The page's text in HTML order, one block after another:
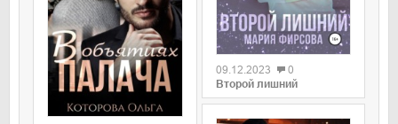
09.12.2023
0
Второй лишний